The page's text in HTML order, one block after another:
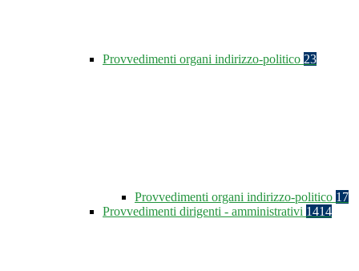
Provvedimenti organi indirizzo-politico 23
Provvedimenti organi indirizzo-politico 17
Provvedimenti dirigenti - amministrativi 1414